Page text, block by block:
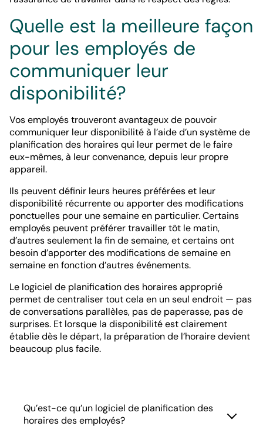
Quelle est la meilleure façon
pour les employés de
communiquer leur
disponibilité?
Vos employés trouveront avantageux de pouvoir
communiquer leur disponibilité à l’aide d’un système de
planification des horaires qui leur permet de le faire
eux-mêmes, à leur convenance, depuis leur propre
appareil.
Ils peuvent définir leurs heures préférées et leur
disponibilité récurrente ou apporter des modifications
ponctuelles pour une semaine en particulier. Certains
employés peuvent préférer travailler tôt le matin,
d’autres seulement la fin de semaine, et certains ont
besoin d’apporter des modifications de semaine en
semaine en fonction d’autres événements.
Le logiciel de planification des horaires approprié
permet de centraliser tout cela en un seul endroit — pas
de conversations parallèles, pas de paperasse, pas de
surprises. Et lorsque la disponibilité est clairement
établie dès le départ, la préparation de l’horaire devient
beaucoup plus facile.
Qu’est-ce qu’un logiciel de planification des
horaires des employés?